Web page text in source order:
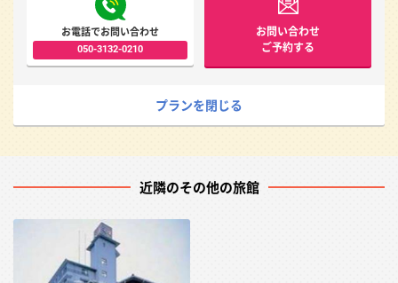
お電話でお問い合わせ
050-3132-0210
お問い合わせ
ご予約する
プランを閉じる
近隣のその他の旅館